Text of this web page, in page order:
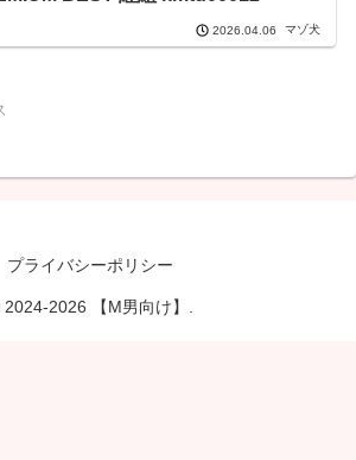
2026.04.06 マゾ犬
プライバシーポリシー
2026 【M男向け】.